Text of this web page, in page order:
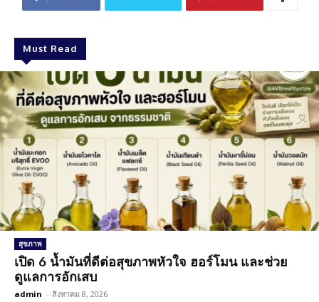
Must Read
สุขภาพ
เปิด 6 น้ำมันที่ดีต่อสุขภาพหัวใจ ฮอร์โมน และช่วย
ดูแลการอักเสบ
admin - สิงหาคม 8, 2026